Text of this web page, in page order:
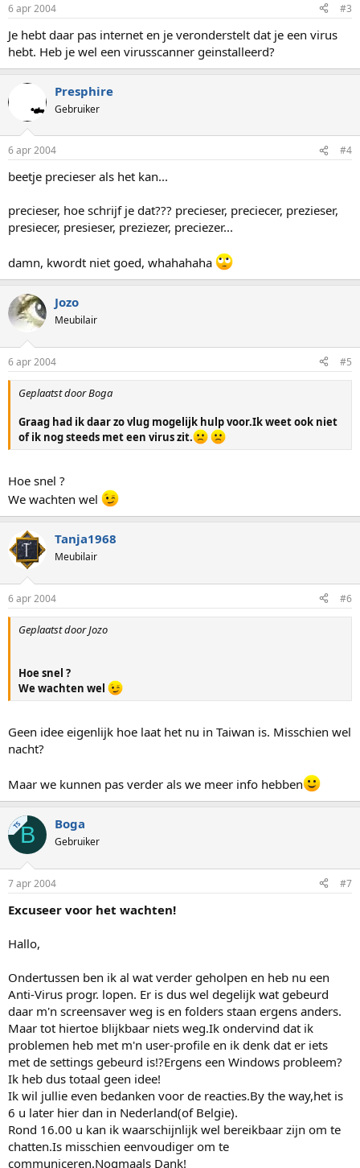
6 apr 2004 #3
Je hebt daar pas internet en je veronderstelt dat je een virus
hebt. Heb je wel een virusscanner geinstalleerd?
Presphire
Gebruiker
6 apr 2004 #4
beetje precieser als het kan...
precieser, hoe schrijf je dat??? precieser, preciecer, prezieser,
presiecer, presieser, preziezer, preciezer...
damn, kwordt niet goed, whahahaha
Jozo
Meubilair
6 apr 2004 #5
Geplaatst door Boga
Graag had ik daar zo vlug mogelijk hulp voor.Ik weet ook niet
of ik nog steeds met een virus zit.
Hoe snel ?
We wachten wel
Tanja1968
Meubilair
6 apr 2004 #6
Geplaatst door Jozo
Hoe snel ?
We wachten wel
Geen idee eigenlijk hoe laat het nu in Taiwan is. Misschien wel
nacht?
Maar we kunnen pas verder als we meer info hebben
TSB Boga
Gebruiker
7 apr 2004 #7
Excuseer voor het wachten!
Hallo,
Ondertussen ben ik al wat verder geholpen en heb nu een
Anti-Virus progr. lopen. Er is dus wel degelijk wat gebeurd
daar m'n screensaver weg is en folders staan ergens anders.
Maar tot hiertoe blijkbaar niets weg.Ik ondervind dat ik
problemen heb met m'n user-profile en ik denk dat er iets
met de settings gebeurd is!?Ergens een Windows probleem?
Ik heb dus totaal geen idee!
Ik wil jullie even bedanken voor de reacties.By the way,het is
6 u later hier dan in Nederland(of Belgie).
Rond 16.00 u kan ik waarschijnlijk wel bereikbaar zijn om te
chatten.Is misschien eenvoudiger om te
communiceren.Nogmaals Dank!